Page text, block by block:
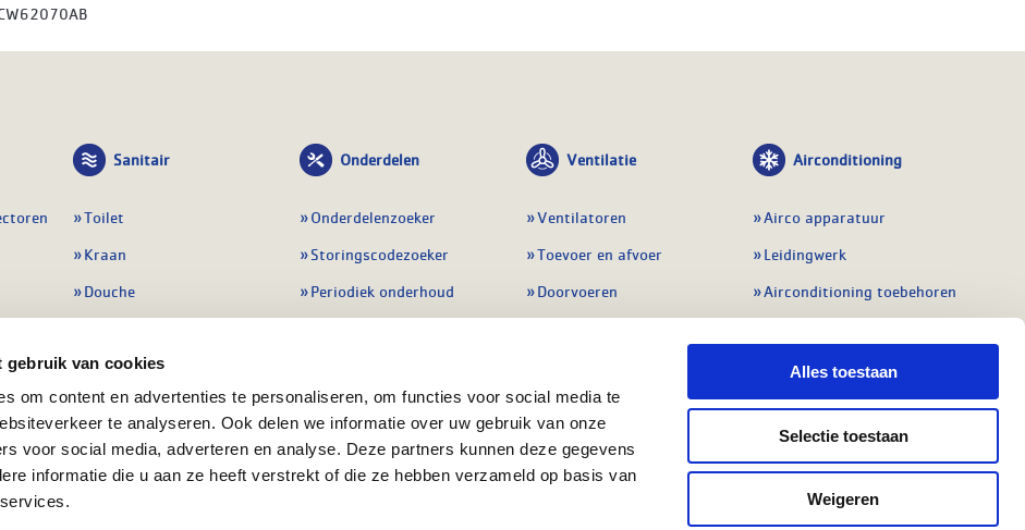
gebruik van cookies
om content en advertenties te personaliseren, om functies voor social media te
te analyseren. Ook delen we informatie over uw gebruik van onze
voor social media, adverteren en analyse. Deze partners kunnen deze gegevens
informatie die u aan ze heeft verstrekt of die ze hebben verzameld op basis van
Alles toestaan
Selectie toestaan
Weigeren
Sanitair
Toilet
Kraan
Douche
Badmeubel
Afvoeren
Alle sanitair
Onderdelen
Onderdelenzoeker
Storingscodezoeker
Periodiek onderhoud
Preventie & detectie
Alle onderdelen
Ventilatie
Ventilatoren
Toevoer en afvoer
Doorvoeren
Regelingen
Airconditioning
Airco apparatuur
Leidingwerk
Airconditioning toebehoren
Regelapparatuur
Alle koeling